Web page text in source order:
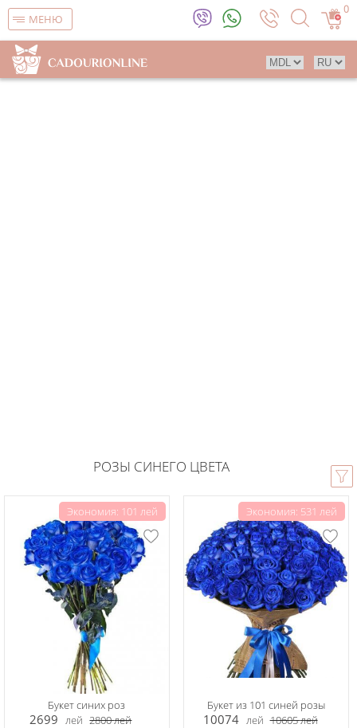
МЕНЮ
0
РОЗЫ СИНЕГО ЦВЕТА
Экономия: 101 лей
Букет синих роз
2699 лей 2800лей
Экономия: 531 лей
Букет из 101 синей розы
10074 лей 10605лей